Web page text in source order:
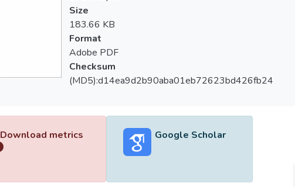
Size
183.66 KB
Format
Adobe PDF
Checksum
(MD5):d14ea9d2b90aba01eb72623bd426fb24
Download metrics Google Scholar